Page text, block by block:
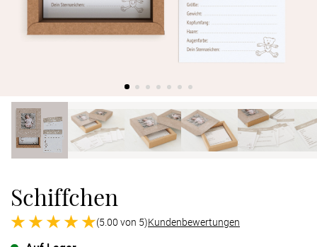
Schiffchen
(5.00 von 5)Kundenbewertungen